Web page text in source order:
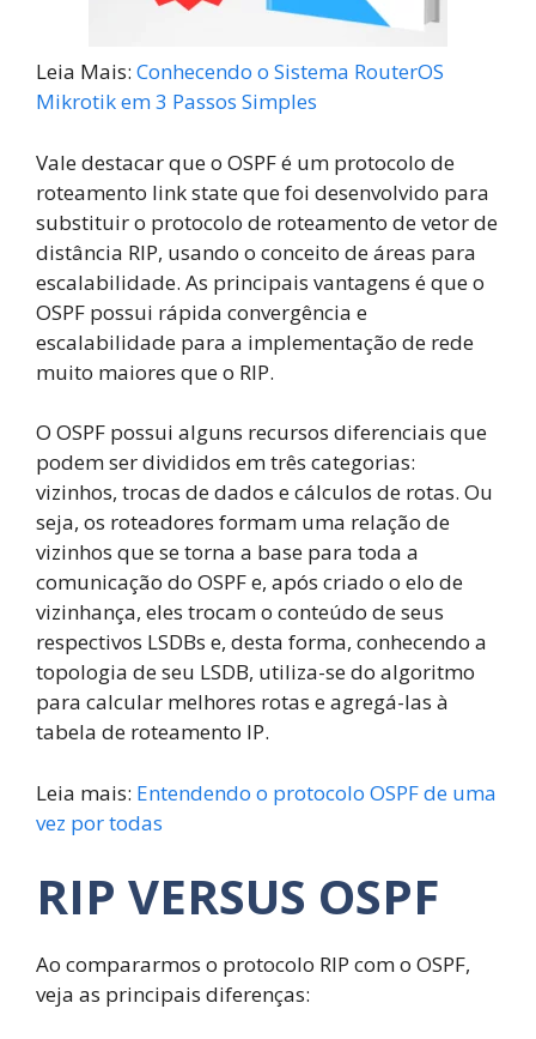
Leia Mais: Conhecendo o Sistema RouterOS
Mikrotik em 3 Passos Simples
Vale destacar que o OSPF é um protocolo de
roteamento link state que foi desenvolvido para
substituir o protocolo de roteamento de vetor de
distância RIP, usando o conceito de áreas para
escalabilidade. As principais vantagens é que o
OSPF possui rápida convergência e
escalabilidade para a implementação de rede
muito maiores que o RIP.
O OSPF possui alguns recursos diferenciais que
podem ser divididos em três categorias:
vizinhos, trocas de dados e cálculos de rotas. Ou
seja, os roteadores formam uma relação de
vizinhos que se torna a base para toda a
comunicação do OSPF e, após criado o elo de
vizinhança, eles trocam o conteúdo de seus
respectivos LSDBs e, desta forma, conhecendo a
topologia de seu LSDB, utiliza-se do algoritmo
para calcular melhores rotas e agregá-las à
tabela de roteamento IP.
Leia mais: Entendendo o protocolo OSPF de uma
vez por todas
RIP VERSUS OSPF
Ao compararmos o protocolo RIP com o OSPF,
veja as principais diferenças: